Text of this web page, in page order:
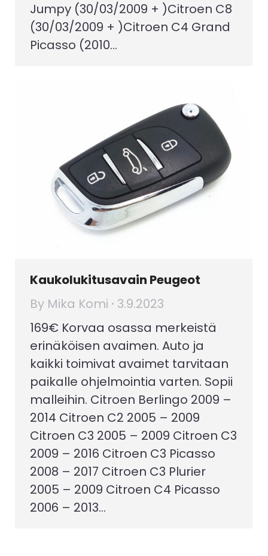
Jumpy (30/03/2009 + )Citroen C8
(30/03/2009 + )Citroen C4 Grand
Picasso (2010…
Kaukolukitusavain Peugeot
By Mika Komi
3.9.2023
169€ Korvaa osassa merkeistä
erinäköisen avaimen. Auto ja
kaikki toimivat avaimet tarvitaan
paikalle ohjelmointia varten. Sopii
malleihin. Citroen Berlingo 2009 –
2014 Citroen C2 2005 – 2009
Citroen C3 2005 – 2009 Citroen C3
2009 – 2016 Citroen C3 Picasso
2008 – 2017 Citroen C3 Plurier
2005 – 2009 Citroen C4 Picasso
2006 – 2013…